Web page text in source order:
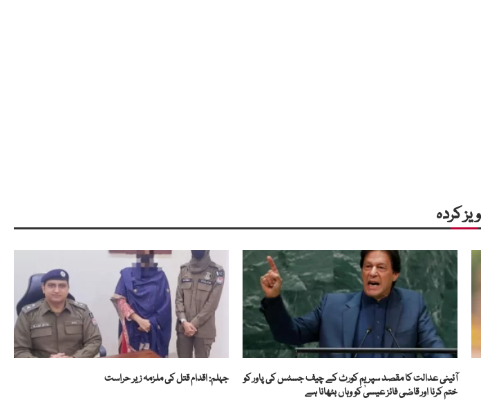
کردہ
آئینی عدالت کا مقصد سپریم کورٹ کے چیف جسٹس کی پاور کو
ختم کرنا اور قاضی فائز عیسیٰ کو وہاں بٹھانا ہے
جہلم: اقدام قتل کی ملزمہ زیر حراست